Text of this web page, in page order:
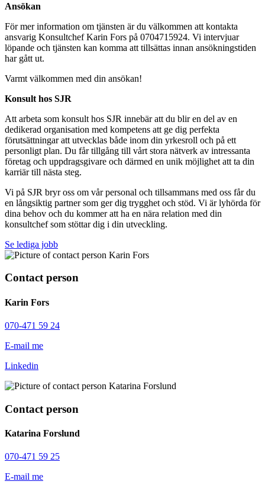
Ansökan
För mer information om tjänsten är du välkommen att kontakta
ansvarig Konsultchef Karin Fors på 0704715924. Vi intervjuar
löpande och tjänsten kan komma att tillsättas innan ansökningstiden
har gått ut.
Varmt välkommen med din ansökan!
Konsult hos SJR
Att arbeta som konsult hos SJR innebär att du blir en del av en
dedikerad organisation med kompetens att ge dig perfekta
förutsättningar att utvecklas både inom din yrkesroll och på ett
personligt plan. Du får tillgång till vårt stora nätverk av intressanta
företag och uppdragsgivare och därmed en unik möjlighet att ta din
karriär till nästa steg.
Vi på SJR bryr oss om vår personal och tillsammans med oss får du
en långsiktig partner som ger dig trygghet och stöd. Vi är lyhörda för
dina behov och du kommer att ha en nära relation med din
konsultchef som stöttar dig i din utveckling.
Se lediga jobb
Contact person
Karin Fors
070-471 59 24
E-mail me
Linkedin
Contact person
Katarina Forslund
070-471 59 25
E-mail me